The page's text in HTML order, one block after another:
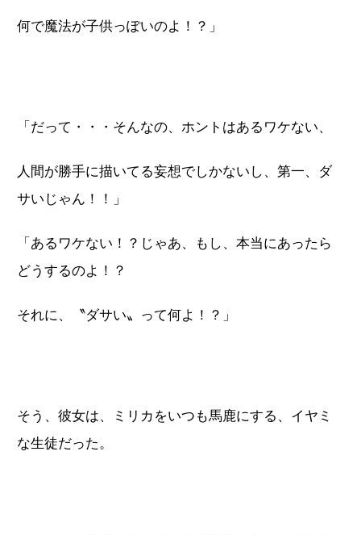
何で魔法が子供っぽいのよ！？」
「だって・・・そんなの、ホントはあるワケない、
人間が勝手に描いてる妄想でしかないし、第一、ダ
サいじゃん！！」
「あるワケない！？じゃあ、もし、本当にあったら
どうするのよ！？
それに、〝ダサい〟って何よ！？」
そう、彼女は、ミリカをいつも馬鹿にする、イヤミ
な生徒だった。